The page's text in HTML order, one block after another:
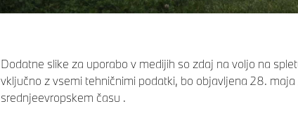
Dodatne slike za uporabo v medijih so zdaj na voljo na
vključno z vsemi tehničnimi podatki, bo objavljena 28.
srednjeevropskem času .